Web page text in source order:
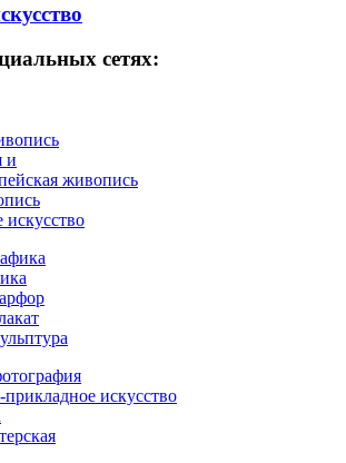
сетях:
и
живопись
искусство